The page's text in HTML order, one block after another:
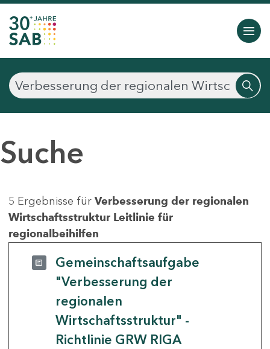
Suche
5 Ergebnisse für Verbesserung der regionalen
Wirtschaftsstruktur Leitlinie für
regionalbeihilfen
Gemeinschaftsaufgabe
"Verbesserung der
regionalen
Wirtschaftsstruktur" -
Richtlinie GRW RIGA